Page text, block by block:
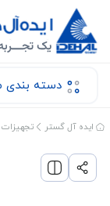
دسته بندی
ایده آل گستر